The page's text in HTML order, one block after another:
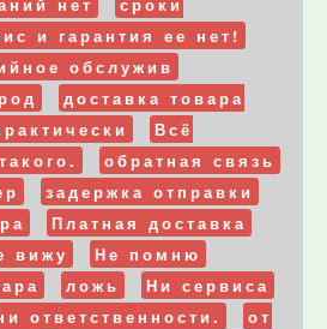
и гарантия ее нет!
обслужив
доставка товара
Всё
обратная связь
задержка отправки
Платная доставка
вижу
Не помню
ложь
Ни сервиса
ответственности.
от